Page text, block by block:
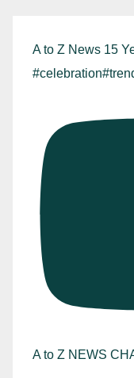
A to Z News 15
A to Z NEWS